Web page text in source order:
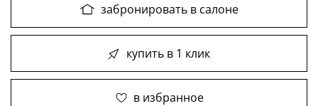
забронировать в салоне
купить в 1 клик
в избранное